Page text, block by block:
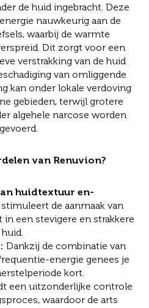
de huid ingebracht. Deze
nauwkeurig aan de
waarbij de warmte
Dit zorgt voor een
verstrakking van de huid
van omliggende
kan onder lokale verdoving
gebieden, terwijl grotere
algehele narcose worden
van Renuvion?
huidtextuur en-
de aanmaak van
een stevigere en strakkere
huid.
Dankzij de combinatie van
energie genees je
kort.
een uitzonderlijke controle
waardoor de arts